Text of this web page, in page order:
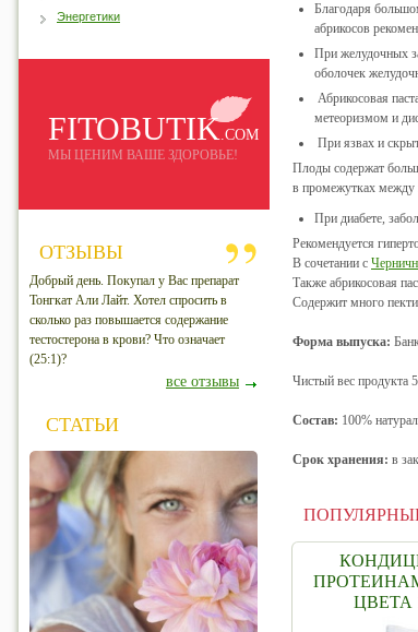
Благодаря
абрикосов
При желудочных
оболочек
Абрикосовая
метеоризмом и
При язвах и
Плоды содержат
в промежутках между
При диабете,
Рекомендуется
В сочетании с
Также абрикосовая
Содержит много
Форма выпуска:
Чистый вес продукта
Состав: 100%
Срок хранения: в
ЦВЕТА
Энергетики
FITOBUTIK.COM
МЫ ЦЕНИМ ВАШЕ ЗДОРОВЬЕ!
ОТЗЫВЫ
Добрый день. Покупал у Вас препарат
Тонгкат Али Лайт. Хотел спросить в
сколько раз повышается содержание
тестостерона в крови? Что означает
(25:1)?
все отзывы
СТАТЬИ